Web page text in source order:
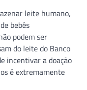
leite humano,
bebês
podem ser
do leite do Banco
incentivar a doação
é extremamente